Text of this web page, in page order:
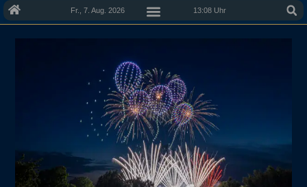
Fr., 7. Aug. 2026 13:08 Uhr